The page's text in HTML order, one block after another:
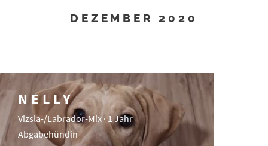
DEZEMBER 2020
NELLY
Vizsla-/Labrador-Mix · 1 Jahr
Abgabehündin